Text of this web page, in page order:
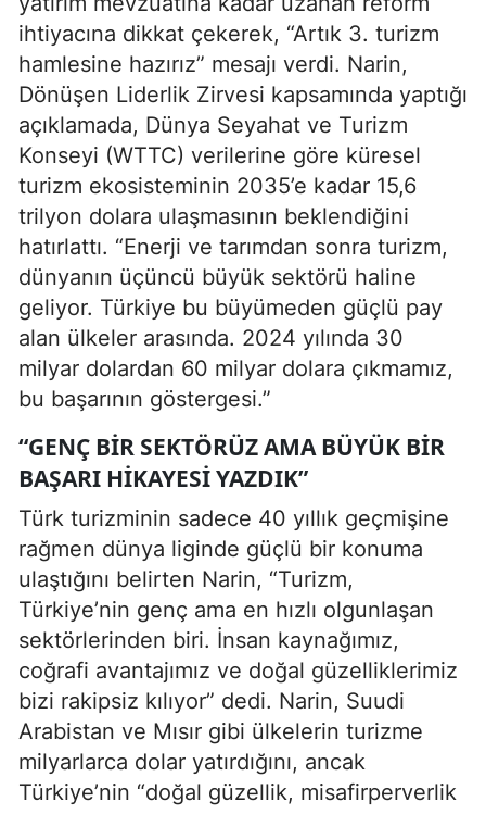
ihtiyacına dikkat çekerek, “Artık 3. turizm
hamlesine hazırız” mesajı verdi. Narin,
Dönüşen Liderlik Zirvesi kapsamında yaptığı
açıklamada, Dünya Seyahat ve Turizm
Konseyi (WTTC) verilerine göre küresel
turizm ekosisteminin 2035’e kadar 15,6
trilyon dolara ulaşmasının beklendiğini
hatırlattı. “Enerji ve tarımdan sonra turizm,
dünyanın üçüncü büyük sektörü haline
geliyor. Türkiye bu büyümeden güçlü pay
alan ülkeler arasında. 2024 yılında 30
milyar dolardan 60 milyar dolara çıkmamız,
bu başarının göstergesi.”
“GENÇ BIR SEKTÖRÜZ AMA BÜYÜK BIR
BAŞARI HIKAYESI YAZDIK”
Türk turizminin sadece 40 yıllık geçmişine
rağmen dünya liginde güçlü bir konuma
ulaştığını belirten Narin, “Turizm,
Türkiye’nin genç ama en hızlı olgunlaşan
sektörlerinden biri. İnsan kaynağımız,
coğrafi avantajımız ve doğal güzelliklerimiz
bizi rakipsiz kılıyor” dedi. Narin, Suudi
Arabistan ve Mısır gibi ülkelerin turizme
milyarlarca dolar yatırdığını, ancak
Türkiye’nin “doğal güzellik, misafirperverlik